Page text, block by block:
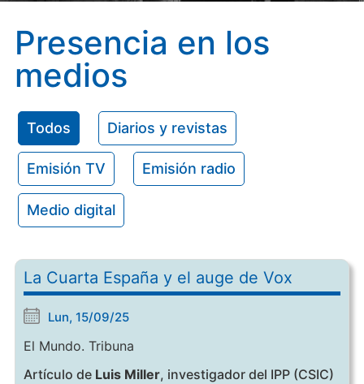
Presencia en los
medios
Todos Diarios y revistas
Emisión TV Emisión radio
Medio digital
La Cuarta España y el auge de Vox
Lun, 15/09/25
El Mundo. Tribuna
Artículo de Luis Miller, investigador del IPP (CSIC)